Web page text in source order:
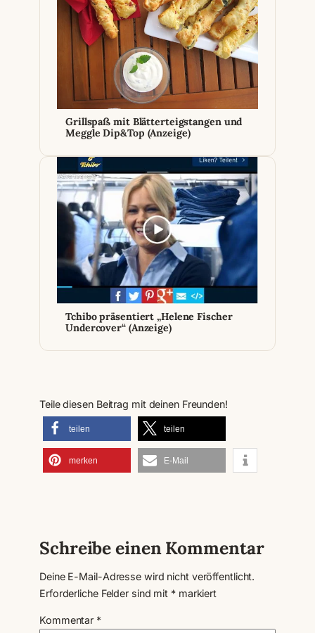
Grillspaß mit Blätterteigstangen und
Meggle Dip&Top (Anzeige)
Tchibo präsentiert „Helene Fischer
Undercover“ (Anzeige)
Teile diesen Beitrag mit deinen Freunden!
teilen teilen
merken E-Mail
Schreibe einen Kommentar
Deine E-Mail-Adresse wird nicht veröffentlicht.
Erforderliche Felder sind mit *markiert
Kommentar *